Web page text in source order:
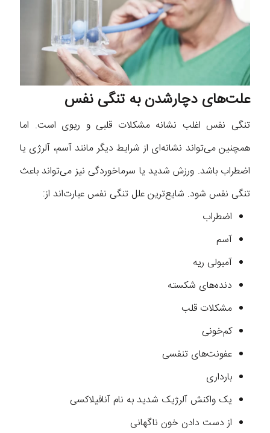
علت‌های دچارشدن به تنگی نفس
تنگی نفس اغلب نشانه مشکلات قلبی و ریوی است. اما
همچنین می‌تواند نشانه‌ای از شرایط دیگر مانند آسم، آلرژی یا
اضطراب باشد. ورزش شدید یا سرماخوردگی نیز می‌تواند باعث
تنگی نفس شود. شایع‌ترین علل تنگی نفس عبارت‌اند از:
اضطراب
آسم
آمبولی ریه
دنده‌های شکسته
مشکلات قلب
کم‌خونی
عفونت‌های تنفسی
بارداری
یک واکنش آلرژیک شدید به نام آنافیلاکسی
از دست دادن خون ناگهانی